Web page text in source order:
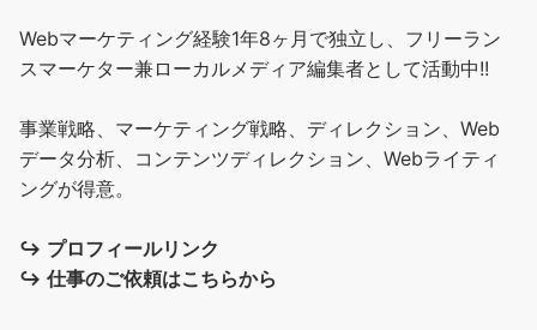
Webマーケティング経験1年8ヶ月で独立し、フリーラン
スマーケター兼ローカルメディア編集者として活動中!!
事業戦略、マーケティング戦略、ディレクション、Web
データ分析、コンテンツディレクション、Webライティ
ングが得意。
↪︎ プロフィールリンク
↪︎ 仕事のご依頼はこちらから